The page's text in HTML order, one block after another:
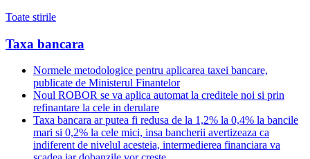
Toate stirile
Taxa bancara
Normele metodologice pentru aplicarea taxei bancare,
publicate de Ministerul Finantelor
Noul ROBOR se va aplica automat la creditele noi si prin
refinantare la cele in derulare
Taxa bancara ar putea fi redusa de la 1,2% la 0,4% la bancile
mari si 0,2% la cele mici, insa bancherii avertizeaza ca
indiferent de nivelul acesteia, intermedierea financiara va